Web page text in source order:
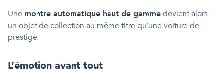
Une montre automatique haut de gammedevient alors
un objet de collection au même titre qu’une voiture de
prestige.
L’émotion avant tout